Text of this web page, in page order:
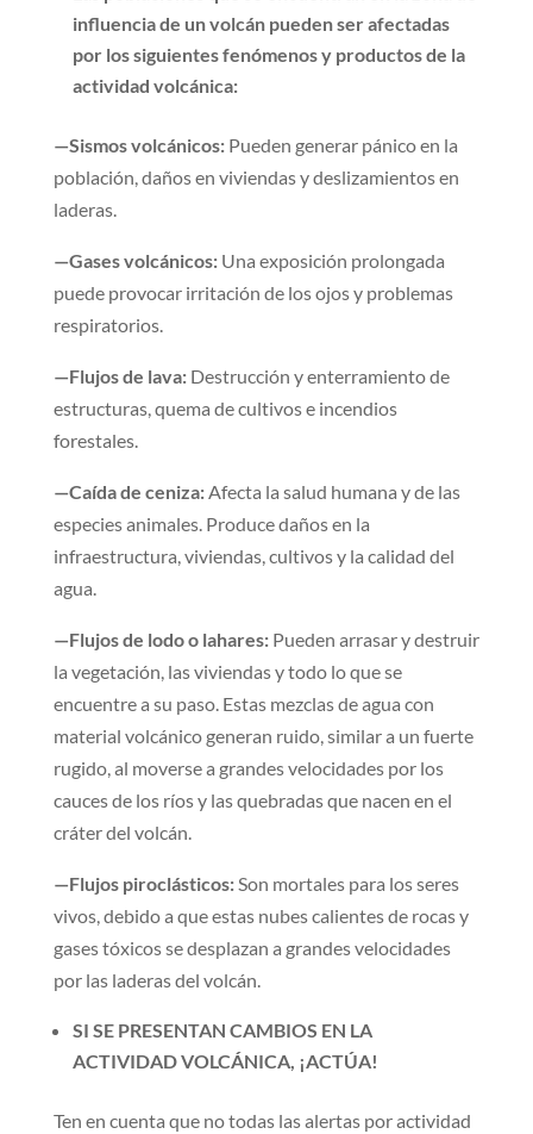
influencia de un volcán pueden ser afectadas
por los siguientes fenómenos y productos de la
actividad volcánica:
—Sismos volcánicos: Pueden generar pánico en la
población, daños en viviendas y deslizamientos en
laderas.
—Gases volcánicos:Una exposición prolongada
puede provocar irritación de los ojos y problemas
respiratorios.
—Flujos de lava: Destrucción y enterramiento de
estructuras, quema de cultivos e incendios
forestales.
—Caída de ceniza:Afecta la salud humana y de las
especies animales. Produce daños en la
infraestructura, viviendas, cultivos y la calidad del
agua.
—Flujos de lodo o lahares:Pueden arrasar y destruir
la vegetación, las viviendas y todo lo que se
encuentre a su paso. Estas mezclas de agua con
material volcánico generan ruido, similar a un fuerte
rugido, al moverse a grandes velocidades por los
cauces de los ríos y las quebradas que nacen en el
cráter del volcán.
—Flujos piroclásticos:Son mortales para los seres
vivos, debido a que estas nubes calientes de rocas y
gases tóxicos se desplazan a grandes velocidades
por las laderas del volcán.
SI SE PRESENTAN CAMBIOS EN LA
ACTIVIDAD VOLCÁNICA, ¡ACTÚA!
Ten en cuenta que no todas las alertas por actividad